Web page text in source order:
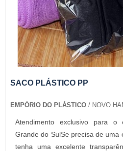
SACO PLÁSTICO PP
EMPÓRIO DO PLÁSTICO / NOVO
Atendimento exclusivo para o
Grande do SulSe precisa de uma
tenha uma excelente